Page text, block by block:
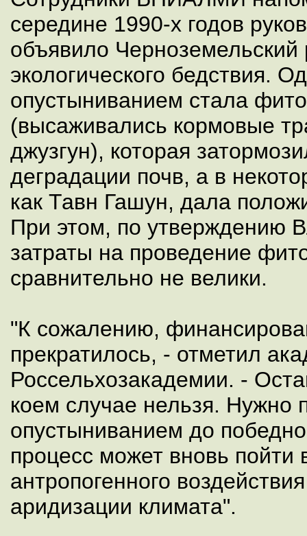
середине 1990-х годов
объявило Черноземельский
экологического бедствия.
опустыниванием стала
(высаживались кормовые
джузгун), которая
деградации почв, а в
как Тавн Гашун, дала
При этом, по утверждению
затраты на проведение
сравнительно не велики.
"К сожалению,
прекратилось, - отметил
Россельхозакадемии. -
коем случае нельзя. Нужно
опустыниванием до
процесс может вновь пойти
антропогенного
аридизации климата".